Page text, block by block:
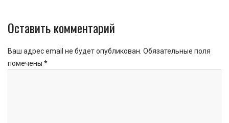
Оставить комментарий
Ваш адрес email не будет опубликован. Обязательные поля
помечены *